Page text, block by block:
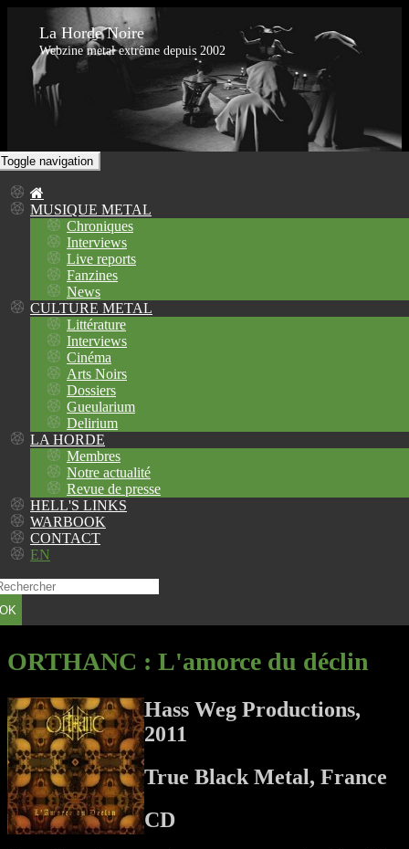
La Horde Noire
Webzine metal extrême depuis 2002
Toggle navigation
MUSIQUE METAL
Chroniques
Interviews
Live reports
Fanzines
News
CULTURE METAL
Littérature
Interviews
Cinéma
Arts Noirs
Dossiers
Gueularium
Delirium
LA HORDE
Membres
Notre actualité
Revue de presse
HELL'S LINKS
WARBOOK
CONTACT
EN
OK
ORTHANC : L'amorce du déclin
Hass Weg Productions,
2011
True Black Metal, France
CD